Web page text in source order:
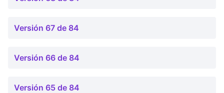
Versión 67 de 84
Versión 66 de 84
Versión 65 de 84